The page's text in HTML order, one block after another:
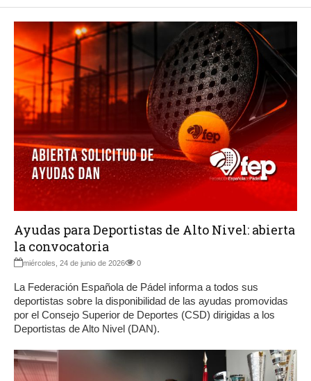
Ayudas para Deportistas de Alto Nivel: abierta
la convocatoria
miércoles, 24 de junio de 2026 0
La Federación Española de Pádel informa a todos sus
deportistas sobre la disponibilidad de las ayudas promovidas
por el Consejo Superior de Deportes (CSD) dirigidas a los
Deportistas de Alto Nivel (DAN).